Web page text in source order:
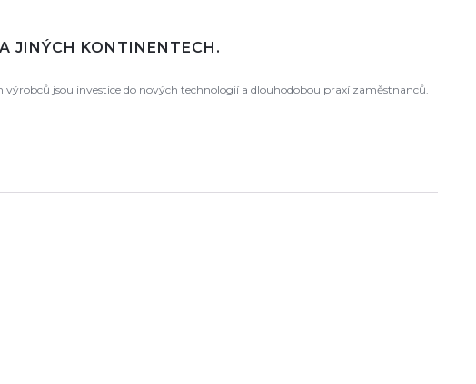
JINÝCH KONTINENTECH.
jsou investice do nových technologií a dlouhodobou praxí zaměstnanců.